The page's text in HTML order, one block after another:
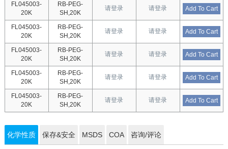
FL045003-
20K
RB-PEG-
SH,20K
请登录 请登录 Add To Cart
FL045003-
20K
RB-PEG-
SH,20K
请登录 请登录 Add To Cart
FL045003-
20K
RB-PEG-
SH,20K
请登录 请登录 Add To Cart
FL045003-
20K
RB-PEG-
SH,20K
请登录 请登录 Add To Cart
FL045003-
20K
RB-PEG-
SH,20K
请登录 请登录 Add To Cart
化学性质 保存&安全 MSDS COA 咨询/评论